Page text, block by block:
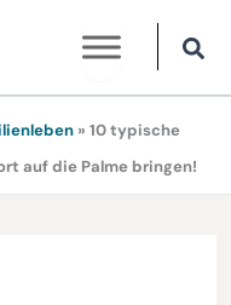
» 10 typische
auf die Palme bringen!